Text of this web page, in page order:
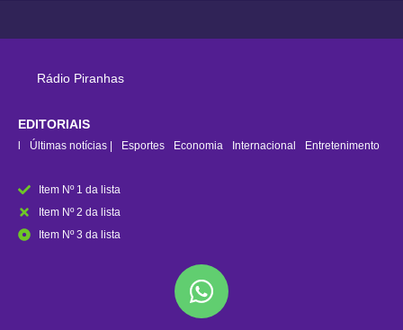
Rádio Piranhas
EDITORIAIS
Últimas notícias | Esportes Economia Internacional Entretenimento
Item Nº 1 da lista
Item Nº 2 da lista
Item Nº 3 da lista